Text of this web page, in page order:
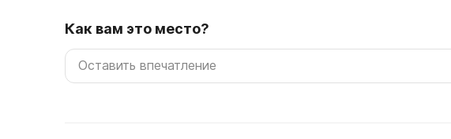
Как вам это место?